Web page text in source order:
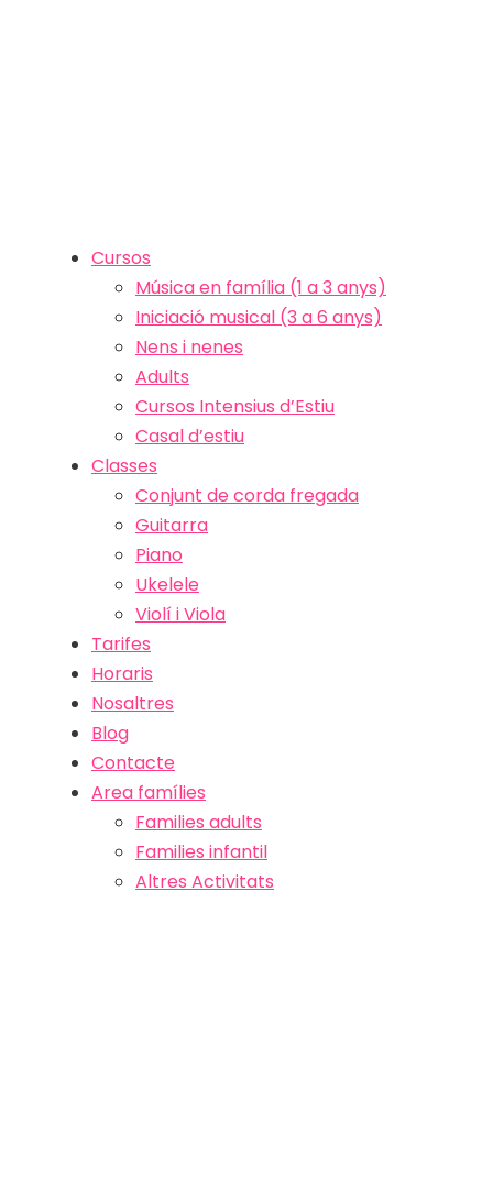
Cursos
Música en família (1 a 3 anys)
Iniciació musical (3 a 6 anys)
Nens i nenes
Adults
Cursos Intensius d’Estiu
Casal d’estiu
Classes
Conjunt de corda fregada
Guitarra
Piano
Ukelele
Violí i Viola
Tarifes
Horaris
Nosaltres
Blog
Contacte
Area famílies
Families adults
Families infantil
Altres Activitats